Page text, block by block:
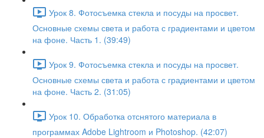
Урок 8. Фотосъемка стекла и посуды на просвет.
Основные схемы света и работа с градиентами и цветом
на фоне. Часть 1. (39:49)
Урок 9. Фотосъемка стекла и посуды на просвет.
Основные схемы света и работа с градиентами и цветом
на фоне. Часть 2. (31:05)
Урок 10. Обработка отснятого материала в
программах Adobe Lightroom и Photoshop. (42:07)